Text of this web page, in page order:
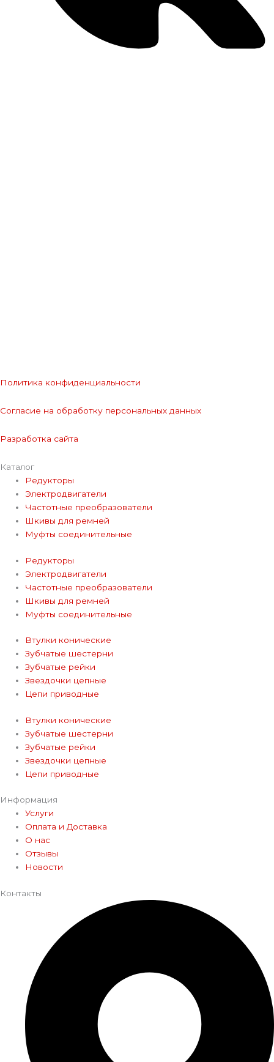
Политика конфиденциальности
Согласие на обработку персональных данных
Разработка сайта
Каталог
Редукторы
Электродвигатели
Частотные преобразователи
Шкивы для ремней
Муфты соединительные
Редукторы
Электродвигатели
Частотные преобразователи
Шкивы для ремней
Муфты соединительные
Втулки конические
Зубчатые шестерни
Зубчатые рейки
Звездочки цепные
Цепи приводные
Втулки конические
Зубчатые шестерни
Зубчатые рейки
Звездочки цепные
Цепи приводные
Информация
Услуги
Оплата и Доставка
О нас
Отзывы
Новости
Контакты